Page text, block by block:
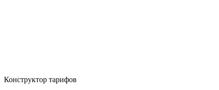
Конструктор тарифов